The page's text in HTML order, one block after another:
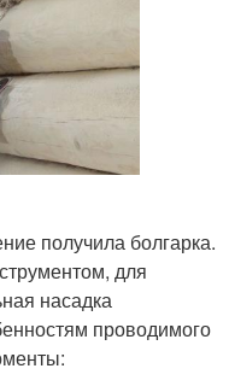
получила болгарка.
для
насадка
проводимого